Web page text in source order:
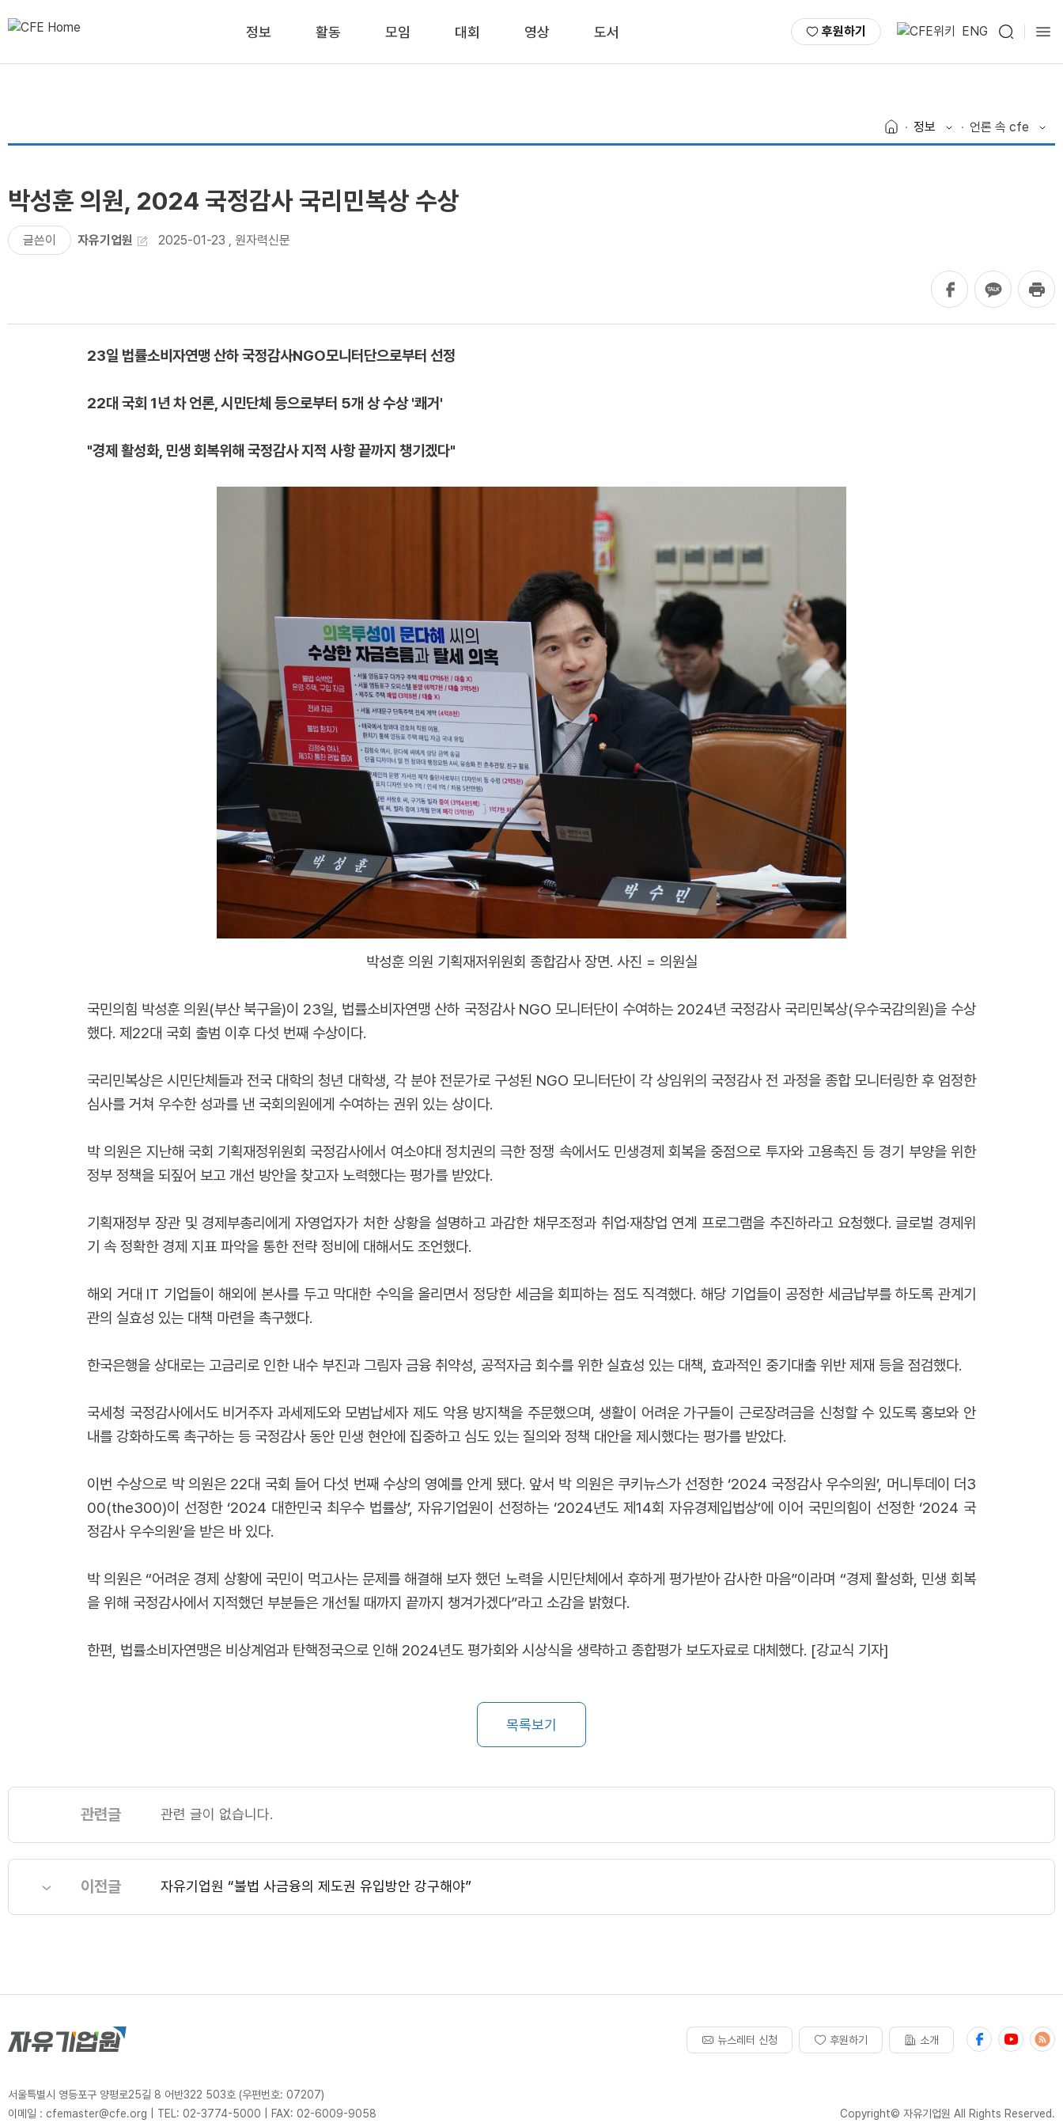
정보 활동 모임 대회 영상 도서 후원하기 ENG
정보 언론 속 cfe
박성훈 의원, 2024 국정감사 국리민복상 수상
글쓴이 자유기업원 2025-01-23 , 원자력신문
23일 법률소비자연맹 산하 국정감사NGO모니터단으로부터 선정
22대 국회 1년 차 언론, 시민단체 등으로부터 5개 상 수상 '쾌거'
"경제 활성화, 민생 회복위해 국정감사 지적 사항 끝까지 챙기겠다"
박성훈 의원 기획재저위원회 종합감사 장면. 사진 = 의원실
국민의힘 박성훈 의원(부산 북구을)이 23일, 법률소비자연맹 산하 국정감사 NGO 모니터단이 수여하는 2024년 국정감사 국리민복상(우수국감의원)을 수상
했다. 제22대 국회 출범 이후 다섯 번째 수상이다.
국리민복상은 시민단체들과 전국 대학의 청년 대학생, 각 분야 전문가로 구성된 NGO 모니터단이 각 상임위의 국정감사 전 과정을 종합 모니터링한 후 엄정한
심사를 거쳐 우수한 성과를 낸 국회의원에게 수여하는 권위 있는 상이다.
박 의원은 지난해 국회 기획재정위원회 국정감사에서 여소야대 정치권의 극한 정쟁 속에서도 민생경제 회복을 중점으로 투자와 고용촉진 등 경기 부양을 위한
정부 정책을 되짚어 보고 개선 방안을 찾고자 노력했다는 평가를 받았다.
기획재정부 장관 및 경제부총리에게 자영업자가 처한 상황을 설명하고 과감한 채무조정과 취업·재창업 연계 프로그램을 추진하라고 요청했다. 글로벌 경제위
기 속 정확한 경제 지표 파악을 통한 전략 정비에 대해서도 조언했다.
해외 거대 IT 기업들이 해외에 본사를 두고 막대한 수익을 올리면서 정당한 세금을 회피하는 점도 직격했다. 해당 기업들이 공정한 세금납부를 하도록 관계기
관의 실효성 있는 대책 마련을 촉구했다.
한국은행을 상대로는 고금리로 인한 내수 부진과 그림자 금융 취약성, 공적자금 회수를 위한 실효성 있는 대책, 효과적인 중기대출 위반 제재 등을 점검했다.
국세청 국정감사에서도 비거주자 과세제도와 모범납세자 제도 악용 방지책을 주문했으며, 생활이 어려운 가구들이 근로장려금을 신청할 수 있도록 홍보와 안
내를 강화하도록 촉구하는 등 국정감사 동안 민생 현안에 집중하고 심도 있는 질의와 정책 대안을 제시했다는 평가를 받았다.
이번 수상으로 박 의원은 22대 국회 들어 다섯 번째 수상의 영예를 안게 됐다. 앞서 박 의원은 쿠키뉴스가 선정한 ‘2024 국정감사 우수의원’, 머니투데이 더3
00(the300)이 선정한 ‘2024 대한민국 최우수 법률상’, 자유기업원이 선정하는 ‘2024년도 제14회 자유경제입법상’에 이어 국민의힘이 선정한 ‘2024 국
정감사 우수의원’을 받은 바 있다.
박 의원은 “어려운 경제 상황에 국민이 먹고사는 문제를 해결해 보자 했던 노력을 시민단체에서 후하게 평가받아 감사한 마음”이라며 “경제 활성화, 민생 회복
을 위해 국정감사에서 지적했던 부분들은 개선될 때까지 끝까지 챙겨가겠다”라고 소감을 밝혔다.
한편, 법률소비자연맹은 비상계엄과 탄핵정국으로 인해 2024년도 평가회와 시상식을 생략하고 종합평가 보도자료로 대체했다. [강교식 기자]
목록보기
관련글 관련 글이 없습니다.
이전글 자유기업원 “불법 사금융의 제도권 유입방안 강구해야”
뉴스레터 신청 후원하기 소개
서울특별시 영등포구 양평로25길 8 어반322 503호 (우편번호: 07207)
이메일 : cfemaster@cfe.org
TEL: 02-3774-5000 FAX: 02-6009-9058 Copyright© 자유기업원 All Rights Reserved.